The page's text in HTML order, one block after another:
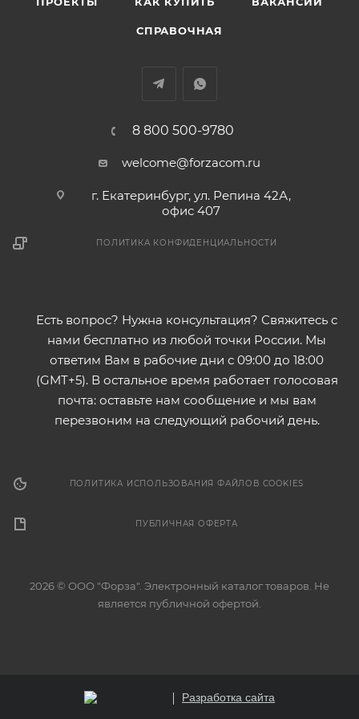
СПРАВОЧНАЯ
8 800 500-9780
welcome@forzacom.ru
г. Екатеринбург, ул. Репина 42А,
офис 407
ПОЛИТИКА КОНФИДЕНЦИАЛЬНОСТИ
Есть вопрос? Нужна консультация? Свяжитесь с
нами бесплатно из любой точки России. Мы
ответим Вам в рабочие дни с 09:00 до 18:00
(GMT+5). В остальное время работает голосовая
почта: оставьте нам сообщение и мы вам
перезвоним на следующий рабочий день.
ПОЛИТИКА ИСПОЛЬЗОВАНИЯ ФАЙЛОВ COOKIES
ПУБЛИЧНАЯ ОФЕРТА
2026 © ООО "Форза". Электронный каталог товаров. Не
является публичной офертой.
Разработка сайта